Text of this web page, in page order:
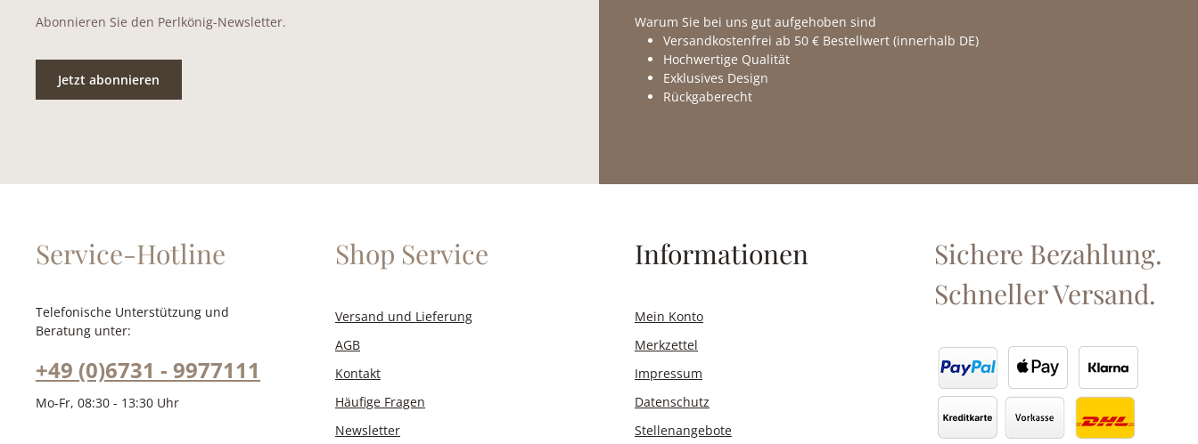
Abonnieren Sie den Perlkönig-Newsletter.
Jetzt abonnieren
Warum Sie bei uns gut aufgehoben sind
Versandkostenfrei ab 50 € Bestellwert (innerhalb DE)
Hochwertige Qualität
Exklusives Design
Rückgaberecht
Service-Hotline
Telefonische Unterstützung und
Beratung unter:
+49 (0)6731 - 9977111
Mo-Fr, 08:30 - 13:30 Uhr
Shop Service
Versand und Lieferung
AGB
Kontakt
Häufige Fragen
Newsletter
Informationen
Mein Konto
Merkzettel
Impressum
Datenschutz
Stellenangebote
Sichere Bezahlung.
Schneller Versand.